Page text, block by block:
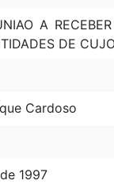
A
DE
Cardoso
1997